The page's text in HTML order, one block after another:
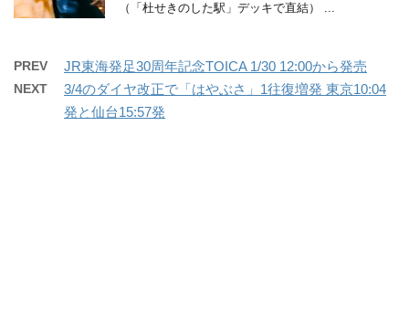
（「杜せきのした駅」デッキで直結） ...
PREV JR東海発足30周年記念TOICA 1/30 12:00から発売
NEXT
3/4のダイヤ改正で「はやぶさ」1往復増発 東京10:04
発と仙台15:57発